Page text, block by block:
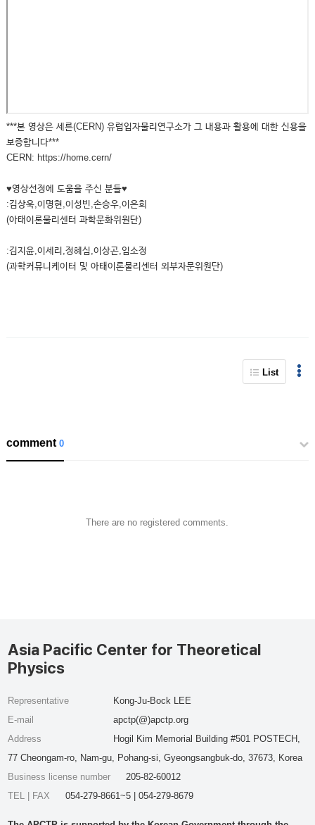
***본 영상은 세른(CERN) 유럽입자물리연구소가 그 내용과 활용에 대한 신용을
보증합니다***
CERN: https://home.cern/
♥영상선정에 도움을 주신 분들♥
:김상욱,이명현,이성빈,손승우,이은희
(아태이론물리센터 과학문화위원단)
:김지윤,이세리,정혜심,이상곤,임소정
(과학커뮤니케이터 및 아태이론물리센터 외부자문위원단)
List
comment0
There are no registered comments.
Asia Pacific Center for Theoretical
Physics
Representative
Kong-Ju-Bock LEE
E-mail
apctp(@)apctp.org
Address
Hogil Kim Memorial Building #501 POSTECH,
77 Cheongam-ro, Nam-gu, Pohang-si, Gyeongsangbuk-do, 37673, Korea
Business license number
205-82-60012
TEL | FAX
054-279-8661~5 | 054-279-8679